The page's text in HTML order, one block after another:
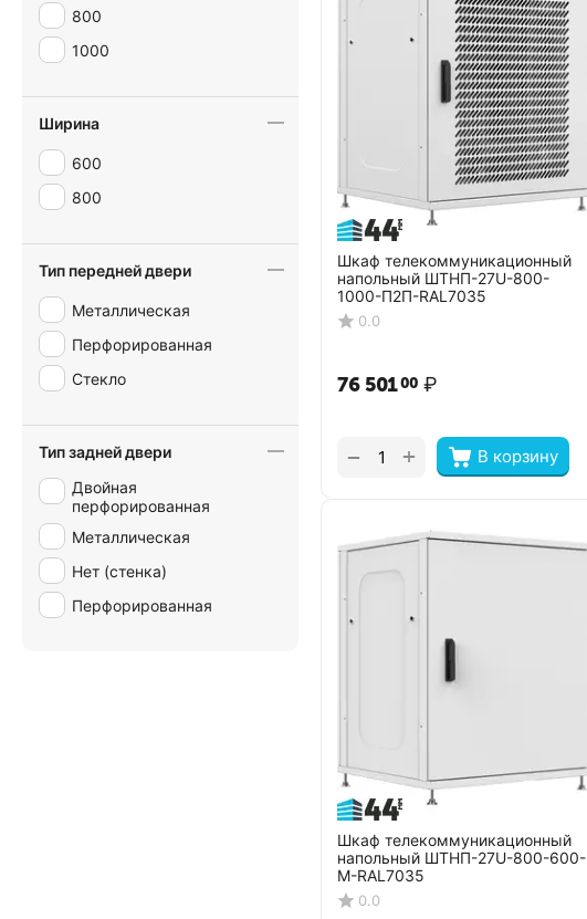
Шкаф телекоммуникационный
напольный ШТНП-27U-800-
1000-П2П-RAL7035
0.0
76 50100 ₽
В корзину
+
−
Шкаф телекоммуникационный
напольный ШТНП-27U-800-600-
М-RAL7035
0.0
800
1000
Ширина
600
800
Тип передней двери
Металлическая
Перфорированная
Стекло
Тип задней двери
Двойная
перфорированная
Металлическая
Нет (стенка)
Перфорированная